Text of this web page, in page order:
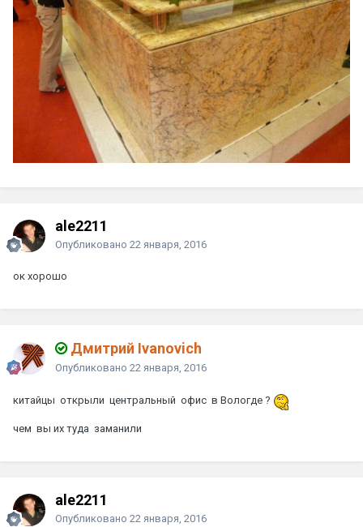
ale2211
Опубликовано 22 января, 2016
ок хорошо
Дмитрий Ivanovich
Опубликовано 22 января, 2016
китайцы открыли центральный офис в Вологде ?
чем вы их туда заманили
ale2211
Опубликовано 22 января, 2016